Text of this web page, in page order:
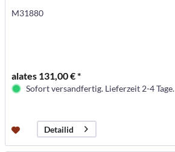
M31880
alates 131,00 € *
Sofort versandfertig. Lieferzeit 2-4 Tage.
Detailid